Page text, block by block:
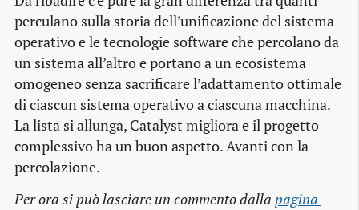
perculano sulla storia dell’unificazione del sistema
operativo e le tecnologie software che percolano da
un sistema all’altro e portano a un ecosistema
omogeneo senza sacrificare l’adattamento ottimale
di ciascun sistema operativo a ciascuna macchina.
La lista si allunga, Catalyst migliora e il progetto
complessivo ha un buon aspetto. Avanti con la
percolazione.
Per ora si può lasciare un commento dalla pagina